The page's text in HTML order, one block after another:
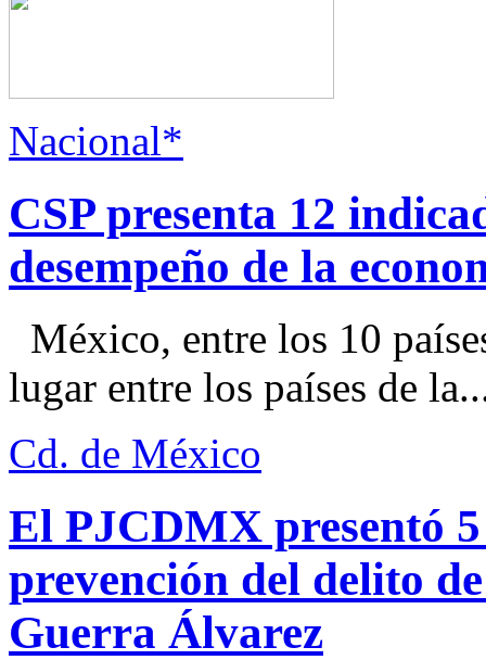
Nacional*
CSP presenta 12
desempeño de la
México, entre los 10
lugar entre los países de
Cd. de México
El PJCDMX presentó
prevención del delito
Guerra Álvarez